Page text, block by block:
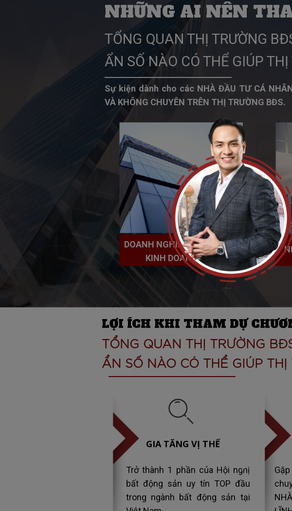
TỔNG QUAN THỊ TRƯỜNG
ẨN SỐ NÀO CÓ THỂ GIÚP
Sự kiện dành cho các NHÀ ĐẦU TƯ CÁ
VÀ KHÔNG CHUYÊN TRÊN THỊ TRƯỜNG BĐS.
DOANH NGHIỆP - ĐỘI NHÓM
KINH DOANH BĐS
NHỮNG AI NÊN
TỔNG QUAN THỊ TRƯỜNG
ẨN SỐ NÀO CÓ THỂ GIÚP
Trở thành 1 phần của Hội nghị
bất động sản uy tín TOP đầu
trong ngành bất động sản tại
GIA TĂNG VỊ THẾ
LỢI ÍCH KHI THAM DỰ